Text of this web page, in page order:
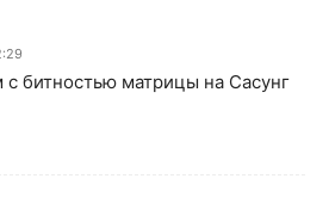
с битностью матрицы на Сасунг